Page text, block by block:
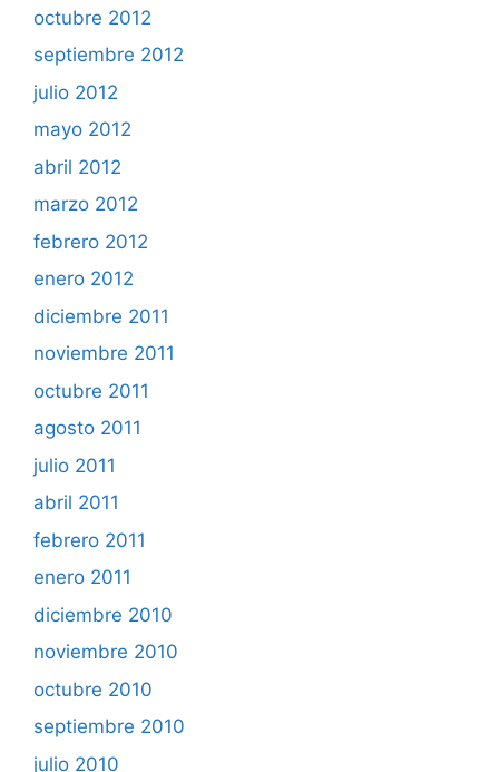
octubre 2012
septiembre 2012
julio 2012
mayo 2012
abril 2012
marzo 2012
febrero 2012
enero 2012
diciembre 2011
noviembre 2011
octubre 2011
agosto 2011
julio 2011
abril 2011
febrero 2011
enero 2011
diciembre 2010
noviembre 2010
octubre 2010
septiembre 2010
julio 2010